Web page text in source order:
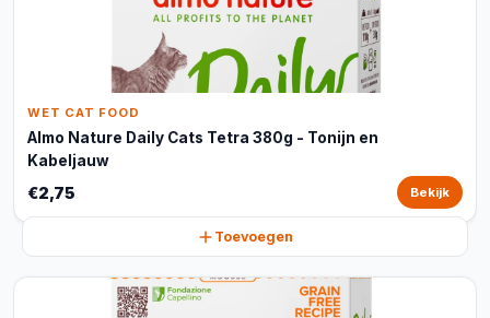
WET CAT FOOD
Almo Nature Daily Cats Tetra 380g - Tonijn en
Kabeljauw
€2,75 Bekijk
Toevoegen